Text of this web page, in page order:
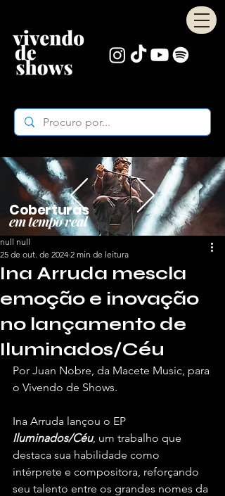
Coberturas
em tempo real
Ina Arruda mescla
emoção e inovação
no lançamento de
Iluminados/Céu
null null
25 de out. de 2024 2 min de leitura
Por Juan Nobre, da Macete Music, para
o Vivendo de Shows.
Ina Arruda lançou o EP
Iluminados/Céu, um trabalho que
destaca sua habilidade como
intérprete e compositora, reforçando
seu talento entre os grandes nomes da